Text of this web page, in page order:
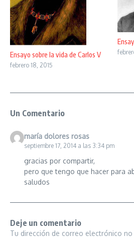
Ensayo sobre la vida de Carlos V
febrero 18, 2015
Un Comentario
maría dolores rosas
septiembre 17, 2014 a las 3:34 pm
gracias por compartir,
pero que tengo que hacer para
saludos
Deje un comentario
Tu dirección de correo electrónico no